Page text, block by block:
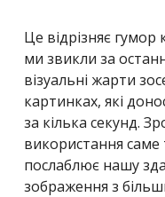
Це відрізняє гумор
ми звикли за
візуальні жарти
картинках, які
за кілька секунд.
використання саме
послаблює нашу
зображення з